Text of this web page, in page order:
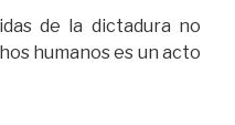
de la dictadura no
humanos es un acto